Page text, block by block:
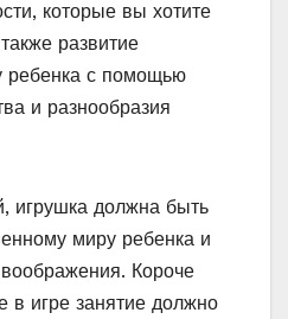
которые вы хотите
развитие
ребенка с помощью
и разнообразия
игрушка должна быть
миру ребенка и
Короче
в игре занятие должно